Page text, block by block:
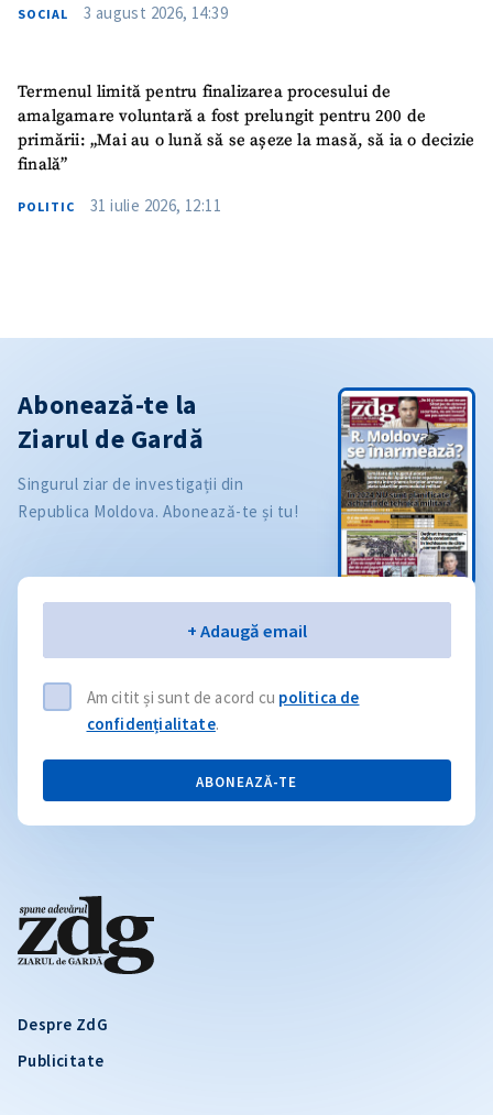
SOCIAL 3 august 2026, 14:39
Termenul limită pentru finalizarea procesului de
amalgamare voluntară a fost prelungit pentru 200 de
primării: „Mai au o lună să se așeze la masă, să ia o decizie
finală”
POLITIC 31 iulie 2026, 12:11
Despre ZdG
Publicitate
Abonează-te la
Ziarul de Gardă
Singurul ziar de investigații din
Republica Moldova. Abonează-te și tu!
+ Adaugă email
Am citit și sunt de acord cu politica de
confidențialitate.
ABONEAZĂ-TE